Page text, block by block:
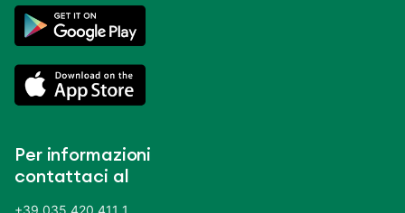
Per informazioni
contattaci al
+39 035 420 411 1